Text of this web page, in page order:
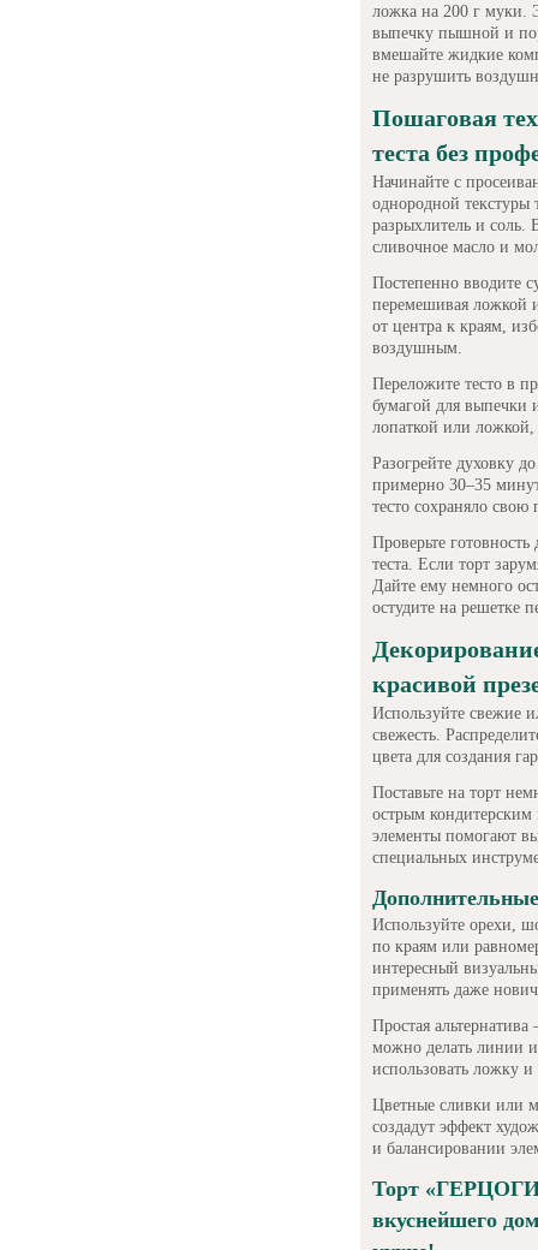
ложка на 200 г муки.
выпечку пышной и
вмешайте жидкие
не разрушить
Пошаговая
теста без
Начинайте с
однородной текстуры
разрыхлитель и соль.
сливочное масло и
Постепенно вводите
перемешивая ложкой
от центра к краям,
воздушным.
Переложите тесто в
бумагой для выпечки
лопаткой или ложкой,
Разогрейте духовку
примерно 30–35
тесто сохраняло свою
Проверьте
теста. Если торт
Дайте ему немного
остудите на решетке
красивой
Используйте свежие
свежесть.
цвета для создания
Поставьте на торт
острым
элементы помогают
специальных
Используйте орехи,
по краям или
интересный
применять даже
Простая
можно делать линии
использовать ложку
Цветные сливки или
создадут эффект
и балансировании
Торт
вкуснейшего